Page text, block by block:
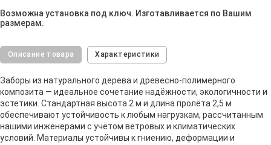
Возможна установка под ключ. Изготавливается по Вашим
размерам.
Описание товара Характеристики
Заборы из натурального дерева и древесно-полимерного
композита — идеальное сочетание надёжности, экологичности и
эстетики. Стандартная высота 2 м и длина пролёта 2,5 м
обеспечивают устойчивость к любым нагрузкам, рассчитанным
нашими инженерами с учётом ветровых и климатических
условий. Материалы устойчивы к гниению, деформации и